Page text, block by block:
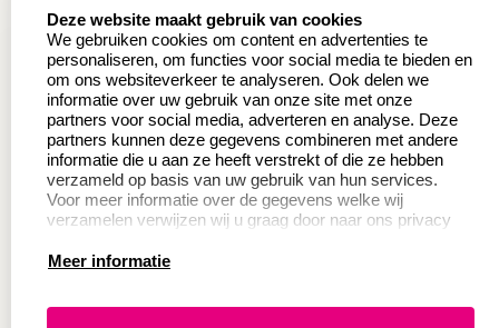
Wederverkoper
worden
Sale
Betaling & Verzending
Veel gestelde vragen
Retourneren
Herroepingsrecht
Productinformatie:
Instructie voor
Deze website maakt gebruik van cookies
We gebruiken cookies om content en advertenties te
personaliseren, om functies voor social media te bieden en
om ons websiteverkeer te analyseren. Ook delen we
informatie over uw gebruik van onze site met onze
partners voor social media, adverteren en analyse. Deze
partners kunnen deze gegevens combineren met andere
informatie die u aan ze heeft verstrekt of die ze hebben
verzameld op basis van uw gebruik van hun services.
Voor meer informatie over de gegevens welke wij
verzamelen verwijzen wij u graag door naar ons privacy
Meer informatie